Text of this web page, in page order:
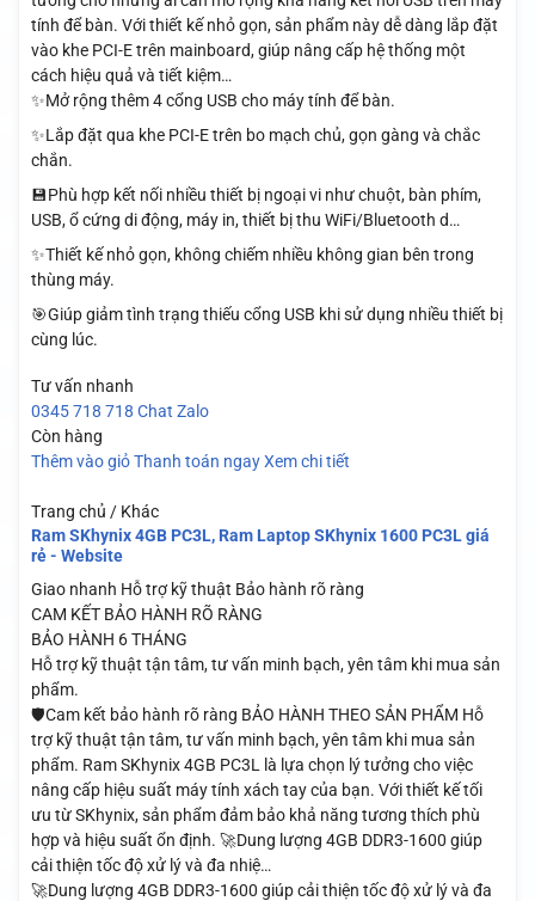
tính để bàn. Với thiết kế nhỏ gọn, sản phẩm này dễ dàng lắp đặt
vào khe PCI-E trên mainboard, giúp nâng cấp hệ thống một
cách hiệu quả và tiết kiệm…
✨Mở rộng thêm 4 cổng USB cho máy tính để bàn.
✨Lắp đặt qua khe PCI-E trên bo mạch chủ, gọn gàng và chắc
chắn.
💾Phù hợp kết nối nhiều thiết bị ngoại vi như chuột, bàn phím,
USB, ổ cứng di động, máy in, thiết bị thu WiFi/Bluetooth d…
✨Thiết kế nhỏ gọn, không chiếm nhiều không gian bên trong
thùng máy.
🎯Giúp giảm tình trạng thiếu cổng USB khi sử dụng nhiều thiết bị
cùng lúc.
Tư vấn nhanh
0345 718 718 Chat Zalo
Còn hàng
Thêm vào giỏ Thanh toán ngay Xem chi tiết
Trang chủ / Khác
Ram SKhynix 4GB PC3L, Ram Laptop SKhynix 1600 PC3L giá
rẻ - Website
Giao nhanh Hỗ trợ kỹ thuật Bảo hành rõ ràng
CAM KẾT BẢO HÀNH RÕ RÀNG
BẢO HÀNH 6 THÁNG
Hỗ trợ kỹ thuật tận tâm, tư vấn minh bạch, yên tâm khi mua sản
phẩm.
🛡️Cam kết bảo hành rõ ràng BẢO HÀNH THEO SẢN PHẨM Hỗ
trợ kỹ thuật tận tâm, tư vấn minh bạch, yên tâm khi mua sản
phẩm. Ram SKhynix 4GB PC3L là lựa chọn lý tưởng cho việc
nâng cấp hiệu suất máy tính xách tay của bạn. Với thiết kế tối
ưu từ SKhynix, sản phẩm đảm bảo khả năng tương thích phù
hợp và hiệu suất ổn định. 🚀Dung lượng 4GB DDR3-1600 giúp
cải thiện tốc độ xử lý và đa nhiệ…
🚀Dung lượng 4GB DDR3-1600 giúp cải thiện tốc độ xử lý và đa